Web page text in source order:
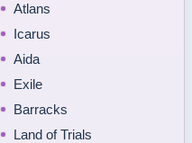
Atlans
Icarus
Aida
Exile
Barracks
Land of Trials